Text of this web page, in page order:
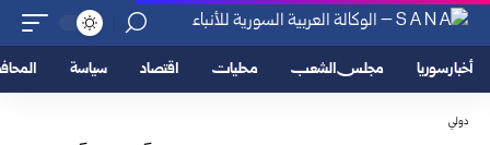
أخبار سوريا مجلس الشعب محليات اقتصاد سياسة
دولي